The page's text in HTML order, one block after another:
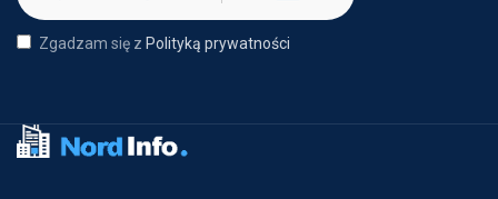
Zgadzam się z Polityką prywatności